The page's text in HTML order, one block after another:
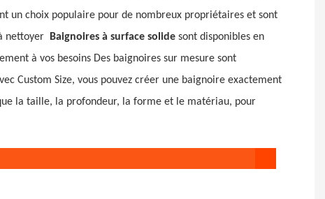
un choix populaire pour de nombreux propriétaires et sont
nettoyer Baignoires à surface solide sont disponibles en
à vos besoins Des baignoires sur mesure sont
Custom Size, vous pouvez créer une baignoire exactement
la taille, la profondeur, la forme et le matériau, pour